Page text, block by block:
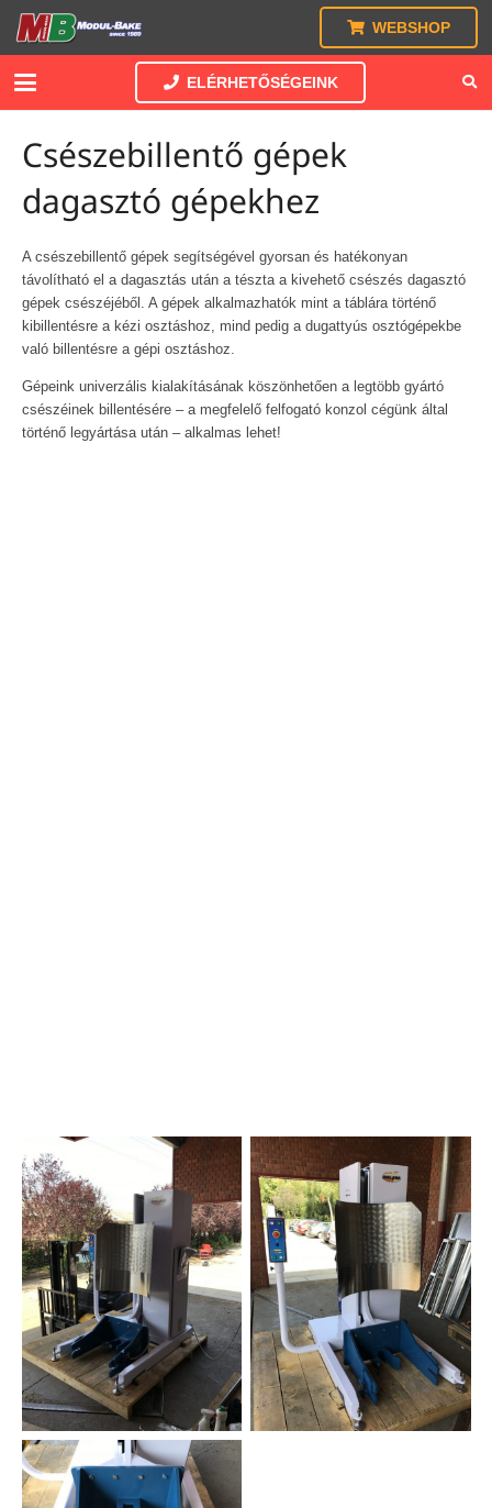
WEBSHOP
ELÉRHETŐSÉGEINK
Csészebillentő gépek
dagasztó gépekhez
A csészebillentő gépek segítségével gyorsan és hatékonyan
távolítható el a dagasztás után a tészta a kivehető csészés dagasztó
gépek csészéjéből. A gépek alkalmazhatók mint a táblára történő
kibillentésre a kézi osztáshoz, mind pedig a dugattyús osztógépekbe
való billentésre a gépi osztáshoz.
Gépeink univerzális kialakításának köszönhetően a legtöbb gyártó
csészéinek billentésére – a megfelelő felfogató konzol cégünk által
történő legyártása után – alkalmas lehet!